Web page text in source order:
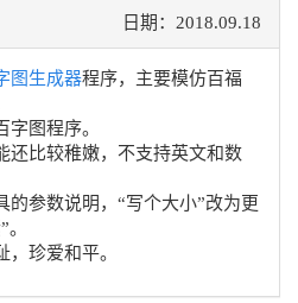
日期：2018.09.18
图生成器程序，主要模仿百福
图程序。
还比较稚嫩，不支持英文和数
的参数说明，“写个大小”改为更
珍爱和平。